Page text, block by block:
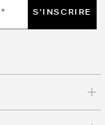
S'INSCRIRE